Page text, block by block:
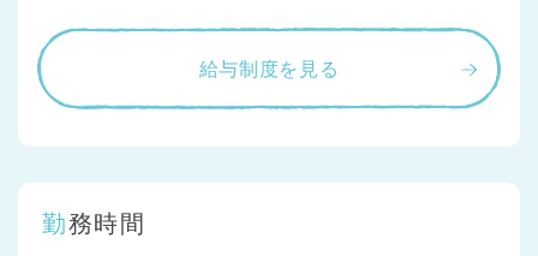
給与制度を見る
勤務時間